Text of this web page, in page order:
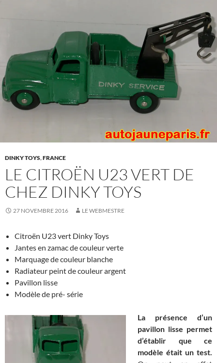
DINKY TOYS,FRANCE
LE CITROËN U23 VERT DE
CHEZ DINKY TOYS
27 NOVEMBRE 2016 LE WEBMESTRE
Citroën U23 vert Dinky Toys
Jantes en zamac de couleur verte
Marquage de couleur blanche
Radiateur peint de couleur argent
Pavillon lisse
Modèle de pré- série
La présence d’un
pavillon lisse permet
d’établir que ce
modèle était un test.